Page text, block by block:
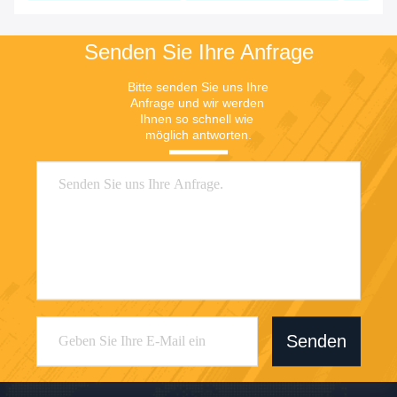
Senden Sie Ihre Anfrage
Bitte senden Sie uns Ihre
Anfrage und wir werden
Ihnen so schnell wie
möglich antworten.
Senden